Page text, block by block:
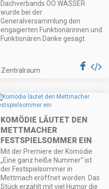
Dachverbands OÖ WASSER
wurde bei der
Generalversammlung den
engagierten Funktionärinnen und
Funktionären Danke gesagt.
Zentralraum
KOMÖDIE LÄUTET DEN
METTMACHER
FESTSPIELSOMMER EIN
Mit der Premiere der Komödie
„Eine ganz heiße Nummer“ ist
der Festspielsommer in
Mettmach eröffnet worden. Das
Stück erzählt mit viel Humor die